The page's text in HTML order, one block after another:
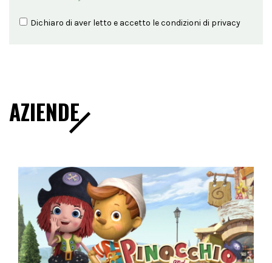
Dichiaro di aver letto e accetto le condizioni di privacy
AZIENDE